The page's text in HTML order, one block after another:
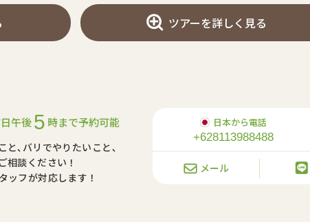
ツアーを詳しく見る
午後5 時まで予約可能
と､バリでやりたいこと､
相談ください！
ッフが対応します！
日本から電話
+628113988488
メール